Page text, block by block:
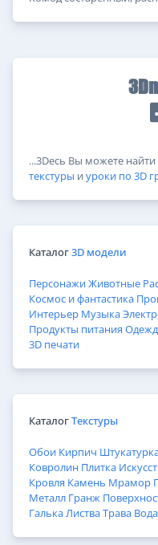
...3Dесь Вы можете найти
текстуры и уроки по 3D
Каталог3D модели
ПерсонажиЖивотные
Космос и фантастика
Интерьер Музыка
Продукты питания
3D печати
КаталогТекстуры
Обои Кирпич
Ковролин Плитка
Кровля Камень Мрамор
Металл Гранж
ГалькаЛистваТрава Вода